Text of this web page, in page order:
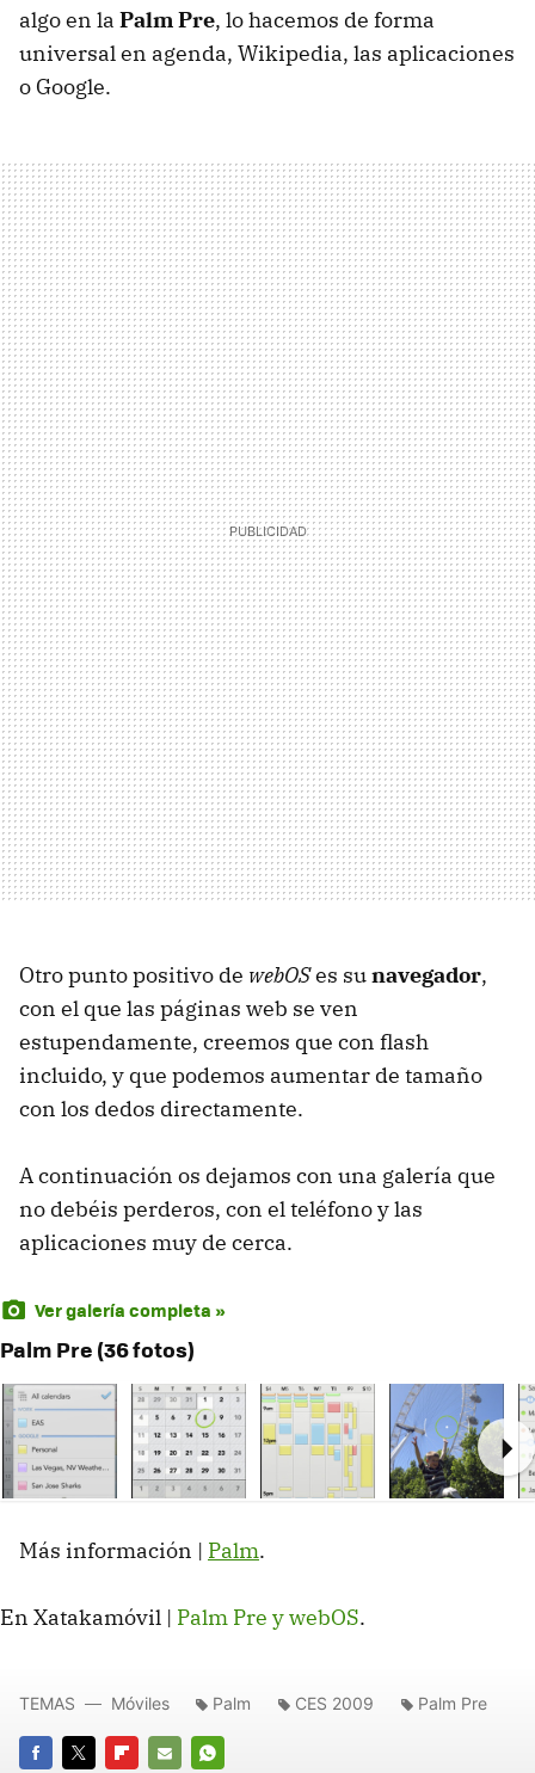
algo en la Palm Pre, lo hacemos de forma
universal en agenda, Wikipedia, las aplicaciones
o Google.
Otro punto positivo de webOSes sunavegador,
con el que las páginas web se ven
estupendamente, creemos que con flash
incluido, y que podemos aumentar de tamaño
con los dedos directamente.
A continuación os dejamos con una galería que
no debéis perderos, con el teléfono y las
aplicaciones muy de cerca.
Ver galería completa »
Palm Pre (36 fotos)
Más información | Palm.
En Xatakamóvil | Palm Pre y webOS.
TEMAS Móviles Palm CES 2009 Palm Pre